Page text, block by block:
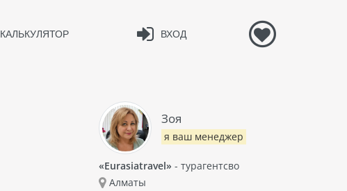
ВХОД
КАЛЬКУЛЯТОР
Зоя
я ваш менеджер
«Eurasiatravel» - турагентсво
Алматы